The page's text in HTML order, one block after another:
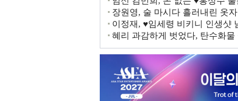
장원영, 술 마시다 흘러내린 옷
이정재, ♥임세령 비키니 인생샷
혜리 과감하게 벗었다, 탄수화물